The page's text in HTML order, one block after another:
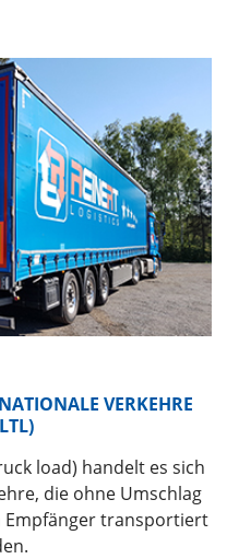
VERKEHRE
load) handelt es sich
die ohne Umschlag
Empfänger transportiert